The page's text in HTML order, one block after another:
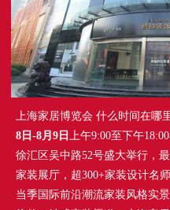
上海家居博览会 什么时间在哪
8日-8月9日
上午9:00至下午
徐汇区吴中路52号盛大举行，
家装展厅，超300+家装设计
当季国际前沿潮流家装风格实